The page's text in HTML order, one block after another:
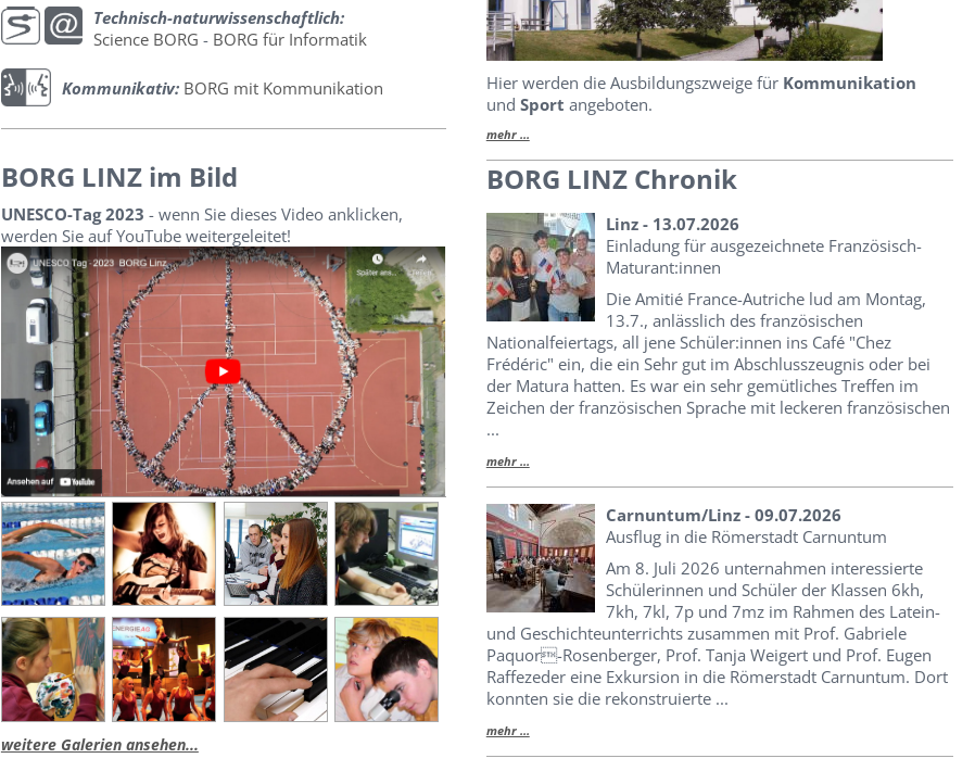
Technisch-naturwissenschaftlich:
Science BORG - BORG für Informatik
Kommunikativ: BORG mit Kommunikation
BORG LINZ im Bild
UNESCO-Tag 2023 - wenn Sie dieses Video anklicken,
werden Sie auf YouTube weitergeleitet!
weitere Galerien ansehen...
Hier werden die Ausbildungszweige für Kommunikation
und Sport angeboten.
mehr ...
BORG LINZ Chronik
Linz - 13.07.2026
Einladung für ausgezeichnete Französisch-
Maturant:innen
Die Amitié France-Autriche lud am Montag,
13.7., anlässlich des französischen
Nationalfeiertags, all jene Schüler:innen ins Café "Chez
Frédéric" ein, die ein Sehr gut im Abschlusszeugnis oder bei
der Matura hatten. Es war ein sehr gemütliches Treffen im
Zeichen der französischen Sprache mit leckeren französischen
...
mehr ...
Carnuntum/Linz - 09.07.2026
Ausflug in die Römerstadt Carnuntum
Am 8. Juli 2026 unternahmen interessierte
Schülerinnen und Schüler der Klassen 6kh,
7kh, 7kl, 7p und 7mz im Rahmen des Latein-
und Geschichteunterrichts zusammen mit Prof. Gabriele
Paquor-Rosenberger, Prof. Tanja Weigert und Prof. Eugen
Raffezeder eine Exkursion in die Römerstadt Carnuntum. Dort
konnten sie die rekonstruierte ...
mehr ...